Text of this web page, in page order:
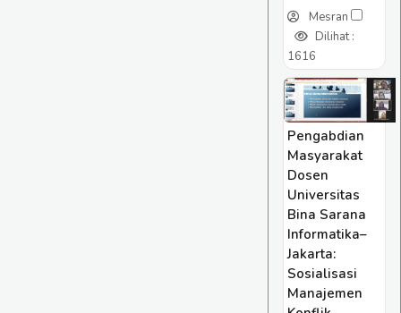
Mesran
Dilihat :
1616
Pengabdian
Masyarakat
Dosen
Universitas
Bina Sarana
Informatika–
Jakarta:
Sosialisasi
Manajemen